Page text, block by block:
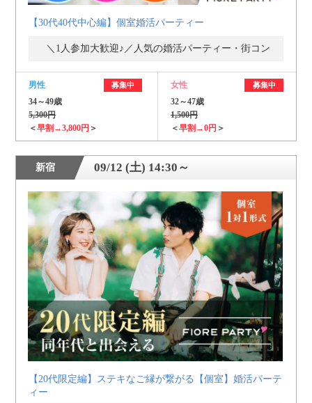
【30代40代中心編】個室婚活パーティー
＼1人参加大歓迎♪／人気の婚活パーティー・街コン
男性 募集中
34～49歳
5,300円
＜早割→3,800円 ＞
女性 募集中
32～47歳
1,500円
＜早割→0円 ＞
新宿 09/12 (土) 14:30～
【20代限定編】ステキなご縁が繋がる【個室】婚活パーテ
ィー